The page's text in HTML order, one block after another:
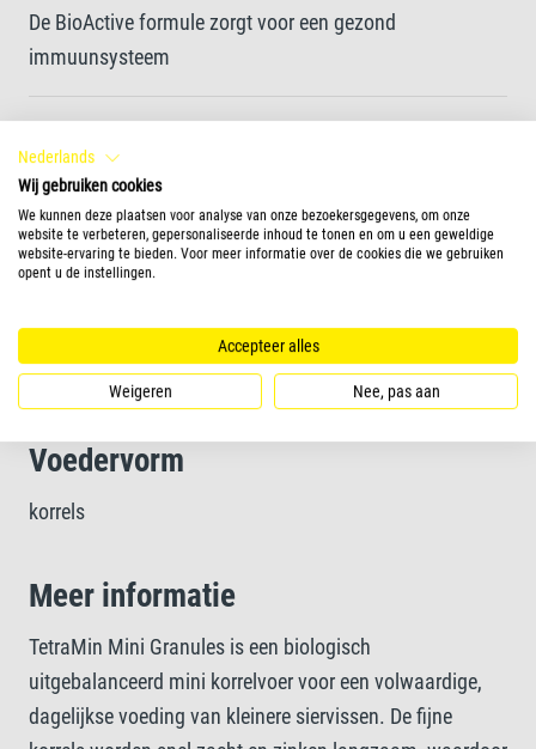
De BioActive formule zorgt voor een gezond
immuunsysteem
ingrediënten en een optimaal afgestemde eiwitmix
zorgen voor een optimale groei
Schoon water en verbeterde waterkwaliteit dankzij goed
Voedervorm
korrels
Meer informatie
TetraMin Mini Granules is een biologisch
uitgebalanceerd mini korrelvoer voor een volwaardige,
dagelijkse voeding van kleinere siervissen. De fijne
Nederlands
Wij gebruiken cookies
We kunnen deze plaatsen voor analyse van onze bezoekersgegevens, om onze
website te verbeteren, gepersonaliseerde inhoud te tonen en om u een geweldige
website-ervaring te bieden. Voor meer informatie over de cookies die we gebruiken
opent u de instellingen.
Accepteer alles
Weigeren Nee, pas aan